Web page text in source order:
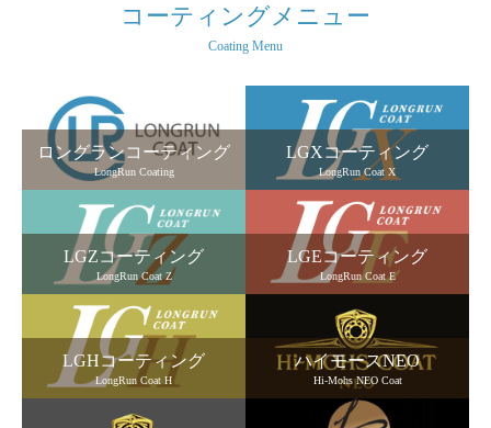
コーティングメニュー
Coating Menu
ロングランコーティング
LongRun Coating
LGXコーティング
LongRun Coat X
LGZコーティング
LongRun Coat Z
LGEコーティング
LongRun Coat E
LGHコーティング
LongRun Coat H
ハイモースNEO
Hi-Mohs NEO Coat